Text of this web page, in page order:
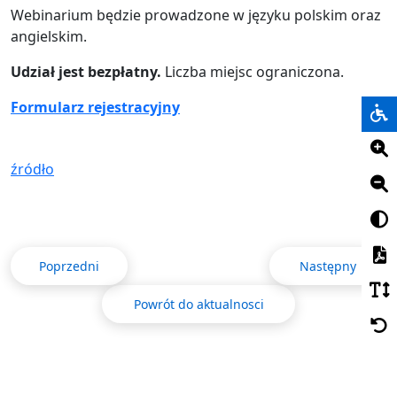
Webinarium będzie prowadzone w języku polskim oraz
angielskim.
Udział jest bezpłatny. Liczba miejsc ograniczona.
Formularz rejestracyjny
źródło
Poprzedni Następny
Powrót do aktualnosci